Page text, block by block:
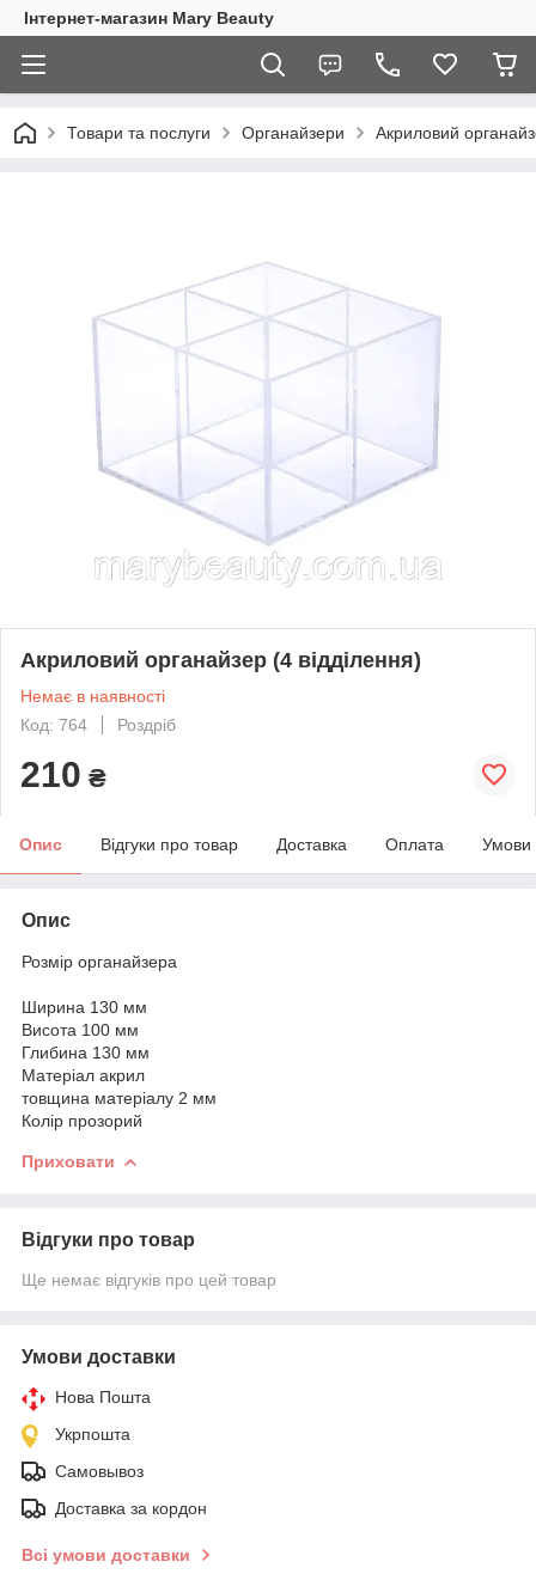
Інтернет-магазин Mary Beauty
Товари та послуги Органайзери Акриловий
Акриловий органайзер (4 відділення)
Немає в наявності
Код: 764
Роздріб
210 ₴
Опис Відгуки про товар Доставка Оплата Умови
Опис
Розмір органайзера
Ширина 130 мм
Висота 100 мм
Глибина 130 мм
Матеріал акрил
товщина матеріалу 2 мм
Колір прозорий
Приховати
Відгуки про товар
Ще немає відгуків про цей товар
Умови доставки
Нова Пошта
Укрпошта
Самовывоз
Доставка за кордон
Всі умови доставки